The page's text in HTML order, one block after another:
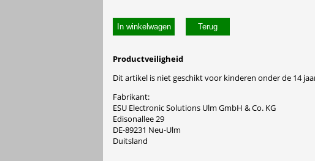
In winkelwagen
Productveiligheid
Dit artikel is niet geschikt voor kinderen onder de 14
Fabrikant:
ESU Electronic Solutions Ulm GmbH & Co. KG
Edisonallee 29
DE-89231 Neu-Ulm
Duitsland